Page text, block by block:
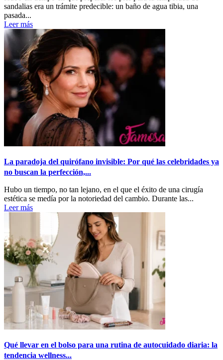
sandalias era un trámite predecible: un baño de agua tibia, una
pasada...
Leer más
La paradoja del quirófano invisible: Por qué las celebridades ya
no buscan la perfección,...
Hubo un tiempo, no tan lejano, en el que el éxito de una cirugía
estética se medía por la notoriedad del cambio. Durante las...
Leer más
Qué llevar en el bolso para una rutina de autocuidado diaria: la
tendencia wellness...